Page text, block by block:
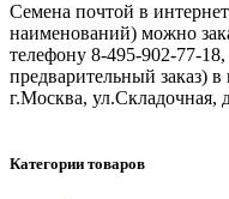
Семена почтой в
наименований) можно
телефону 8-495-902-77-18,
предварительный заказ)
г.Москва, ул.Складочная,
Категории товаров